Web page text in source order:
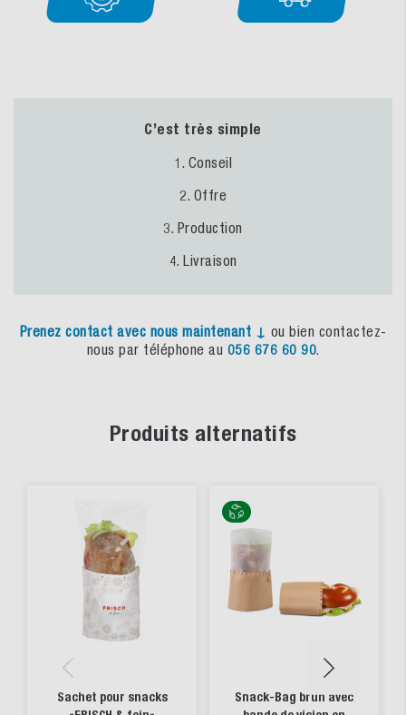
C’est très simple
1. Conseil
2. Offre
3. Production
4. Livraison
Prenez contact avec nous maintenant ↓ ou bien contactez-
nous par téléphone au 056 676 60 90.
Produits alternatifs
Sachet pour snacks
Snack-Bag brun avec